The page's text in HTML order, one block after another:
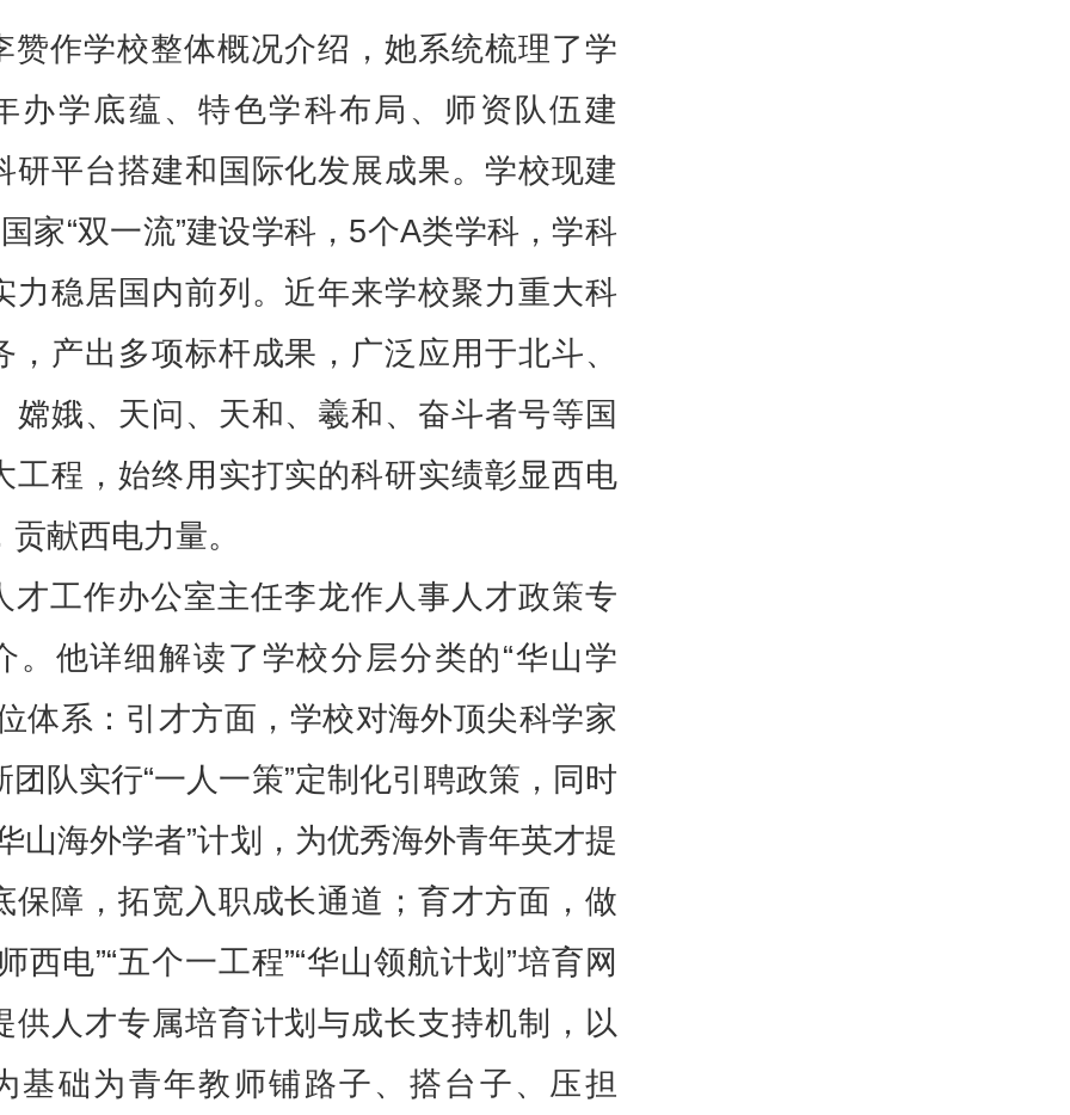
赞作学校整体概况介绍，她系统梳理了学
办学底蕴、特色学科布局、师资队伍建
研平台搭建和国际化发展成果。学校现建
家“双一流”建设学科，5个A类学科，学科
力稳居国内前列。近年来学校聚力重大科
，产出多项标杆成果，广泛应用于北斗、
嫦娥、天问、天和、羲和、奋斗者号等国
工程，始终用实打实的科研实绩彰显西电
贡献西电力量。
才工作办公室主任李龙作人事人才政策专
。他详细解读了学校分层分类的“华山学
体系：引才方面，学校对海外顶尖科学家
团队实行“一人一策”定制化引聘政策，同时
山海外学者”计划，为优秀海外青年英才提
保障，拓宽入职成长通道；育才方面，做
西电”“五个一工程”“华山领航计划”培育网
供人才专属培育计划与成长支持机制，以
基础为青年教师铺路子、搭台子、压担